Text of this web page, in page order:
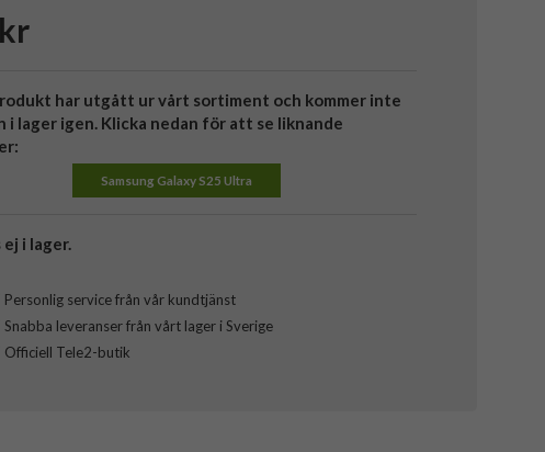
har utgått ur vårt sortiment och kommer inte
i lager igen. Klicka nedan för att se liknande
Samsung Galaxy S25 Ultra
ej i lager.
Personlig service från vår kundtjänst
Snabba leveranser från vårt lager i Sverige
Officiell Tele2-butik